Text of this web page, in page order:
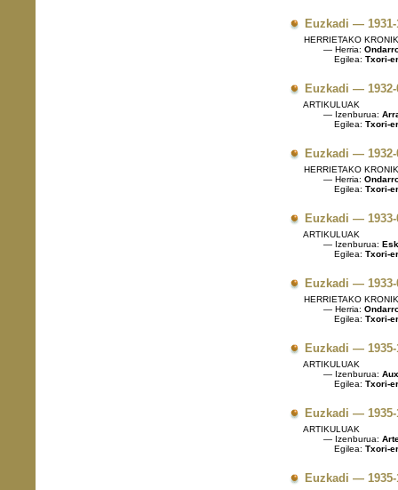
Euzkadi — 1931-
HERRIETAKO
— Herria:
Egilea: Txori-
Euzkadi — 1932-
ARTIKULUAK
— Izenburua:
Egilea: Txori-
Euzkadi — 1932-
HERRIETAKO
— Herria:
Egilea: Txori-
Euzkadi — 1933-
ARTIKULUAK
— Izenburua:
Egilea: Txori-
Euzkadi — 1933-
HERRIETAKO
— Herria:
Egilea: Txori-
Euzkadi — 1935-
ARTIKULUAK
— Izenburua:
Egilea: Txori-
Euzkadi — 1935-
ARTIKULUAK
— Izenburua:
Egilea: Txori-
Euzkadi — 1935-